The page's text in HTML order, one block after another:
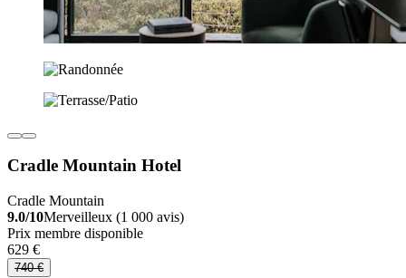
Cradle Mountain Hotel
Cradle Mountain
9.0/10Merveilleux (1 000 avis)
Prix membre disponible
629 €
740 €